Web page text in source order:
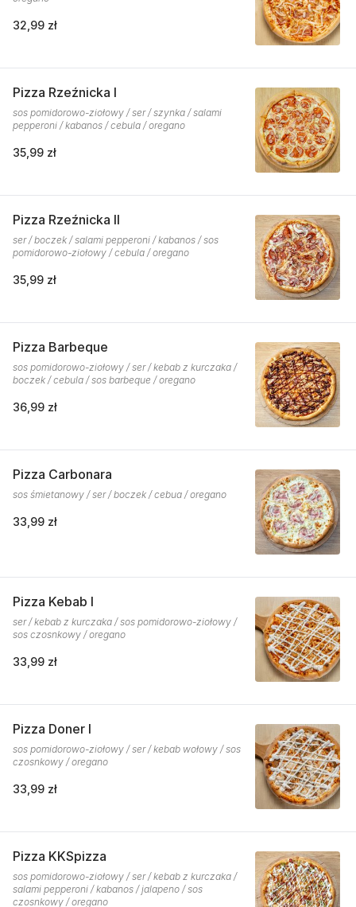
32,99 zł
Pizza Rzeźnicka I
sos pomidorowo-ziołowy / ser / szynka / salami
pepperoni / kabanos / cebula / oregano
35,99 zł
Pizza Rzeźnicka II
ser / boczek / salami pepperoni / kabanos / sos
pomidorowo-ziołowy / cebula / oregano
35,99 zł
Pizza Barbeque
sos pomidorowo-ziołowy / ser / kebab z kurczaka /
boczek / cebula / sos barbeque / oregano
36,99 zł
Pizza Carbonara
sos śmietanowy / ser / boczek / cebua / oregano
33,99 zł
Pizza Kebab I
ser / kebab z kurczaka / sos pomidorowo-ziołowy /
sos czosnkowy / oregano
33,99 zł
Pizza Doner I
sos pomidorowo-ziołowy / ser / kebab wołowy / sos
czosnkowy / oregano
33,99 zł
Pizza KKSpizza
sos pomidorowo-ziołowy / ser / kebab z kurczaka /
salami pepperoni / kabanos / jalapeno / sos
czosnkowy / oregano